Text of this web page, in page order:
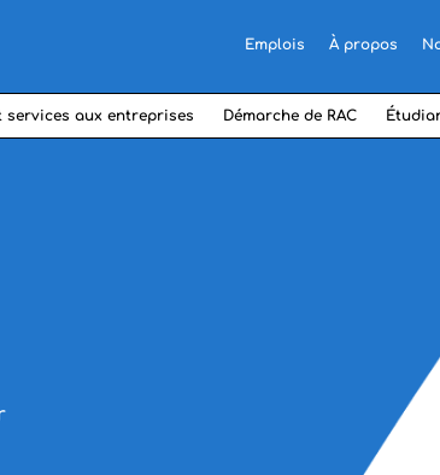
Emplois À propos
services aux entreprises Démarche de RAC